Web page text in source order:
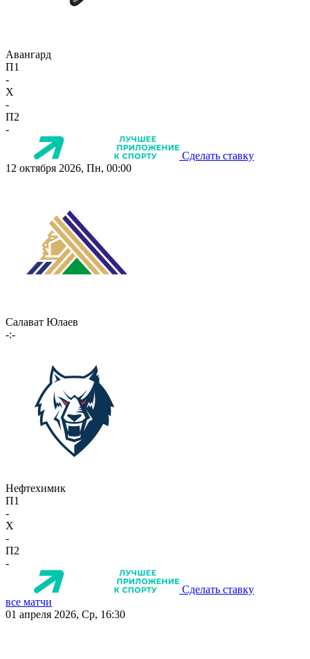
Авангард
П1
-
X
-
П2
-
Сделать ставку
12 октября 2026, Пн, 00:00
Салават Юлаев
-:-
Нефтехимик
П1
-
X
-
П2
-
Сделать ставку
все матчи
01 апреля 2026, Ср, 16:30